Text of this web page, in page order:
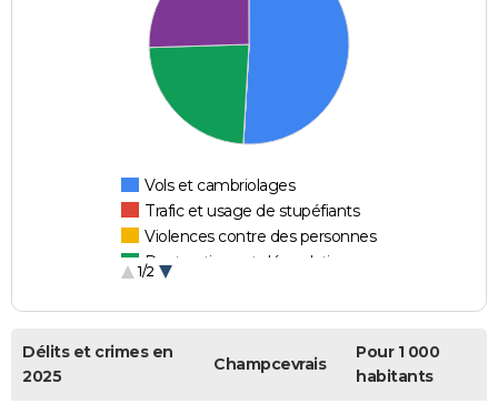
Vols et cambriolages
Trafic et usage de stupéfiants
Violences contre des personnes
Destructions et dégradations
1/2
Délits et crimes en
2025
Champcevrais
Pour 1 000
habitants